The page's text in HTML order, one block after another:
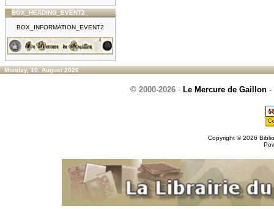
BOX_HEADING_EVENT2
BOX_INFORMATION_EVENT2
Monday, 10. August 2026
© 2000-2026 - Le Mercure de Gaillon -
Copyright © 2026